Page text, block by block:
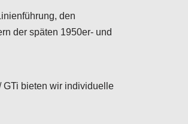
den
der späten 1950er- und
GTi bieten wir individuelle